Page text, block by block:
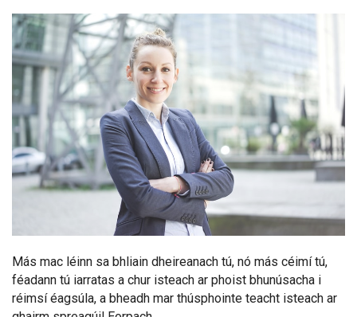
Más mac léinn sa bhliain dheireanach tú, nó más céimí tú,
féadann tú iarratas a chur isteach ar phoist bhunúsacha i
réimsí éagsúla, a bheadh mar thúsphointe teacht isteach ar